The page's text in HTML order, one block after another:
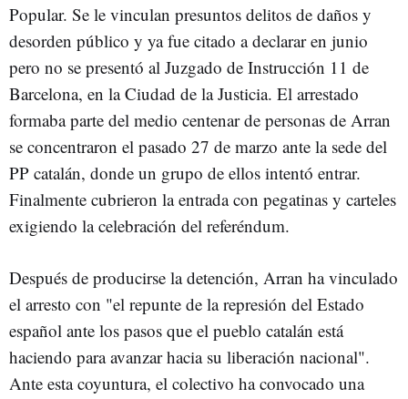
Popular. Se le vinculan presuntos delitos de daños y
desorden público y ya fue citado a declarar en junio
pero no se presentó al Juzgado de Instrucción 11 de
Barcelona, en la Ciudad de la Justicia. El arrestado
formaba parte del medio centenar de personas de Arran
se concentraron el pasado 27 de marzo ante la sede del
PP catalán, donde un grupo de ellos intentó entrar.
Finalmente cubrieron la entrada con pegatinas y carteles
exigiendo la celebración del referéndum.
Después de producirse la detención, Arran ha vinculado
el arresto con "el repunte de la represión del Estado
español ante los pasos que el pueblo catalán está
haciendo para avanzar hacia su liberación nacional".
Ante esta coyuntura, el colectivo ha convocado una